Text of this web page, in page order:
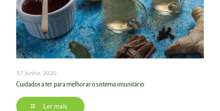
17 Junho, 2020
Cuidados a ter para melhorar o sistema imunitário
Ler mais